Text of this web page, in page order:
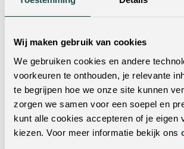
Wij maken gebruik van cookies
We gebruiken cookies en andere
voorkeuren te onthouden, je relevante
te begrijpen hoe we onze site kunnen
zorgen we samen voor een soepel en
kunt alle cookies accepteren of je eigen
kiezen. Voor meer informatie bekijk ons